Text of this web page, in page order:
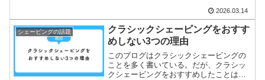
であり、40歳の「一生」は40年である。
器の大きさには2倍の差がある。最近、聞
き捨てならない...
2026.03.14
シェービングの話題
クラシックシェービングをおすす
めしない3つの理由
このブログはクラシックシェービングの
ことを多く書いている。だが、クラシッ
クシェービングをおすすめしたことは一